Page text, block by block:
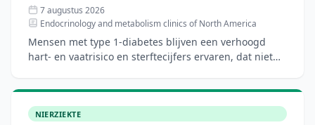
7 augustus 2026
Endocrinology and metabolism clinics of North America
Mensen met type 1-diabetes blijven een verhoogd
hart- en vaatrisico en sterftecijfers ervaren, dat niet
NIERZIEKTE